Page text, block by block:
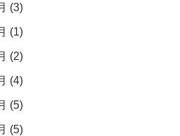
(3)
(1)
(2)
(4)
(5)
(5)